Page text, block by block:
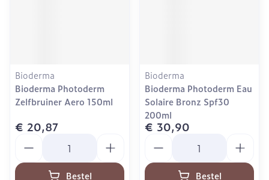
Bioderma
Bioderma Photoderm
Zelfbruiner Aero 150ml
€ 20,87
Bestel
Bioderma
Bioderma Photoderm Eau
Solaire Bronz Spf30
200ml
€ 30,90
Bestel